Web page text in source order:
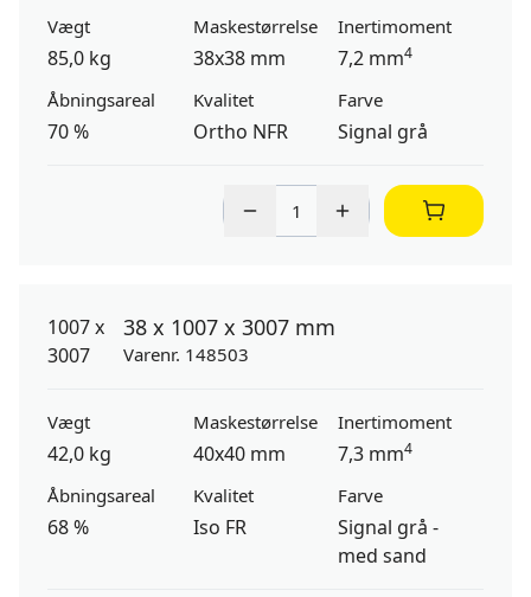
Vægt
85,0 kg
Maskestørrelse
38x38 mm
Inertimoment
7,2 mm4
Åbningsareal
70 %
Kvalitet
Ortho NFR
Farve
Signal grå
38 x 1007 x 3007 mm
Varenr. 148503
Vægt
42,0 kg
Maskestørrelse
40x40 mm
Inertimoment
7,3 mm4
Åbningsareal
68 %
Kvalitet
Iso FR
Farve
Signal grå -
med sand